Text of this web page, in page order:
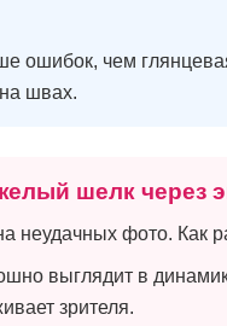
ошибок, чем
швах.
шелк через
неудачных фото. Как
выглядит в
зрителя.